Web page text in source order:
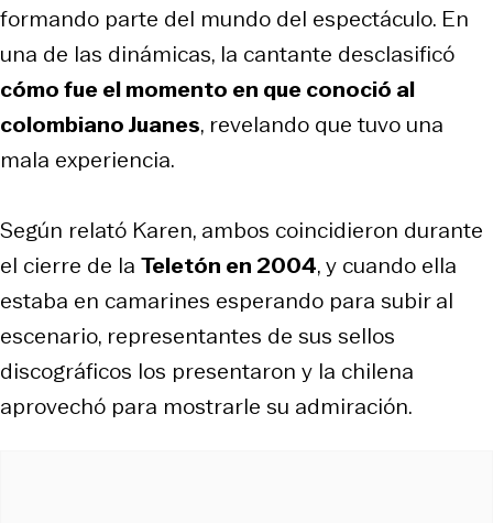
formando parte del mundo del espectáculo. En
una de las dinámicas, la cantante desclasificó
cómo fue el momento en que conoció al
colombiano Juanes, revelando que tuvo una
mala experiencia.
Según relató Karen, ambos coincidieron durante
el cierre de la Teletón en 2004, y cuando ella
estaba en camarines esperando para subir al
escenario, representantes de sus sellos
discográficos los presentaron y la chilena
aprovechó para mostrarle su admiración.